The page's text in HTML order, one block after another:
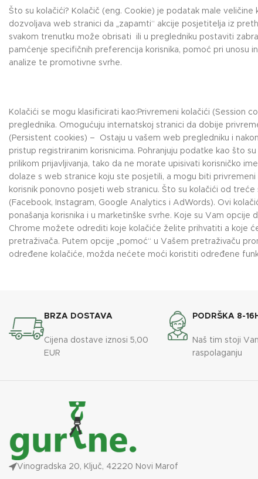
Što su kolačići? Kolačič (eng. Cookie) je podatak male
dozvoljava web stranici da „zapamti“ akcije posjetitelja iz
svakom trenutku može obrisati ili u pregledniku postaviti
pamćenje specifičnih preferencija korisnika, pomoć pri unosu
analize te promotivne svrhe.
Kolačići se mogu klasificirati kao:Privremeni kolačići (Session
preglednika. Omogućuju internatskoj stranici da dobije
(Persistent cookies) – Ostaju u vašem web pregledniku i
pristup registriranim korisnicima. Pohranjuju podatke kao što
prilikom prijavljivanja, tako da ne morate upisivati korisničko
dolaze s web stranice koju ste posjetili, a mogu biti
korisnik ponovno posjeti web stranicu. Što su kolačići od
(Facebook, Instagram, Google Analytics i AdWords). Ovi
ponašanja korisnika i u marketinške svrhe. Koje su Vam
Chrome možete odrediti koje kolačiće želite prihvatiti a koje
pretraživača. Putem opcije „pomoć“ u Vašem pretraživaču
određene kolačiće, možda nećete moći koristiti određene
BRZA DOSTAVA
Cijena dostave iznosi 5,00
EUR
PODRŠKA 8-16H
Naš tim stoji
raspolaganju
Vinogradska 20, Ključ, 42220 Novi Marof